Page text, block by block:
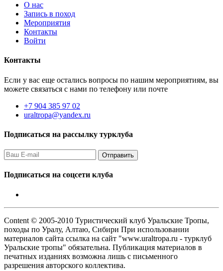
О нас
Запись в поход
Мероприятия
Контакты
Войти
Контакты
Если у вас еще остались вопросы по нашим мероприятиям, вы
можете связаться с нами по телефону или почте
+7 904 385 97 02
uraltropa@yandex.ru
Подписаться на рассылку турклуба
Подписаться на соцсети клуба
Content © 2005-2010 Туристический клуб Уральские Тропы,
походы по Уралу, Алтаю, Сибири При использовании
материалов сайта ссылка на сайт "www.uraltropa.ru - турклуб
Уральские тропы" обязательна. Публикация материалов в
печатных изданиях возможна лишь с письменного
разрешения авторского коллектива.